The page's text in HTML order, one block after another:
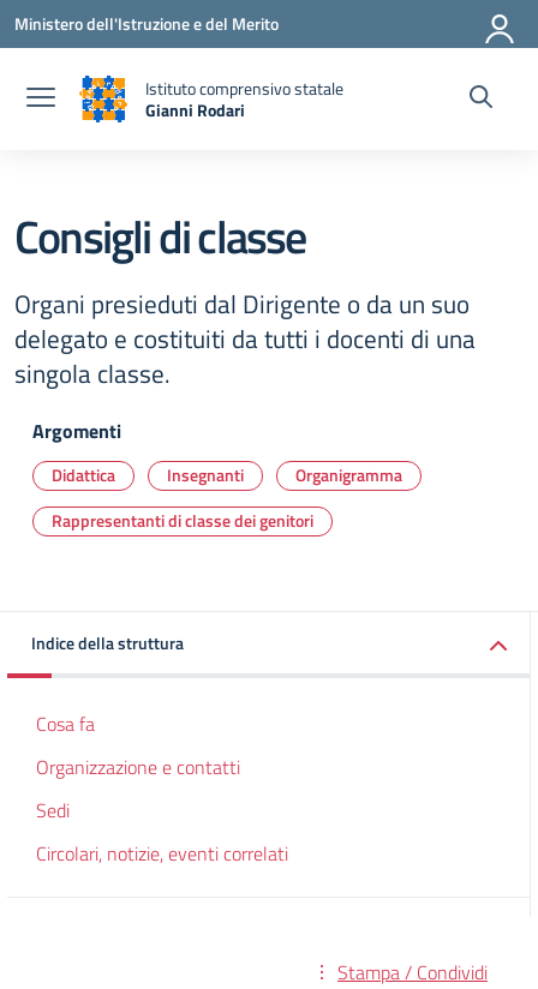
Vai ai contenuti
Vai al menu di navigazione
Vai al footer
Ministero dell'Istruzione e del Merito
Istituto comprensivo statale
Gianni Rodari
Consigli di classe
Organi presieduti dal Dirigente o da un suo
delegato e costituiti da tutti i docenti di una
singola classe.
Argomenti
Didattica Insegnanti
Organigramma
Rappresentanti di classe dei genitori
Indice della struttura
Cosa fa
Organizzazione e contatti
Sedi
Circolari, notizie, eventi correlati
Stampa / Condividi